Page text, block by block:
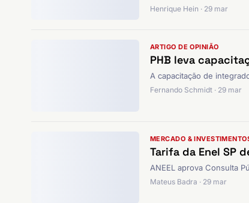
Henrique Hein · 29 mar
ARTIGO DE OPINIÃO
PHB leva
A capacitação de
Fernando Schmidt · 29 mar
MERCADO &
Tarifa da Enel SP
ANEEL aprova Consulta
Mateus Badra · 29 mar